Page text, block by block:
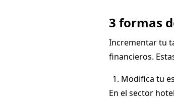
3 formas
Incrementar tu
financieros.
Modifica tu
En el sector